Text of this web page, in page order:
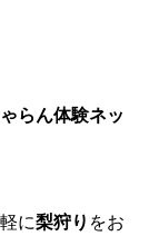
らん体験ネッ
に梨狩り をお